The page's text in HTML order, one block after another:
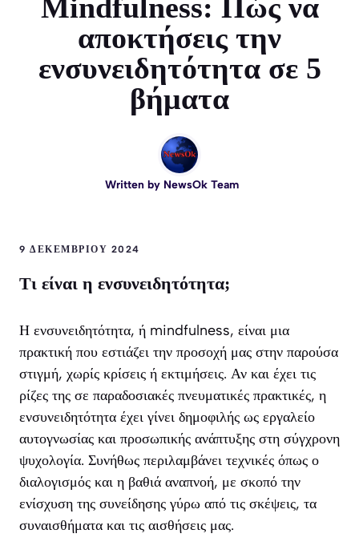
Μindfulness: Πώς να
αποκτήσεις την
ενσυνειδητότητα σε 5
βήματα
Written by NewsOk Team
9 ΔΕΚΕΜΒΡΊΟΥ 2024
Τι είναι η ενσυνειδητότητα;
Η ενσυνειδητότητα, ή mindfulness, είναι μια
πρακτική που εστιάζει την προσοχή μας στην παρούσα
στιγμή, χωρίς κρίσεις ή εκτιμήσεις. Αν και έχει τις
ρίζες της σε παραδοσιακές πνευματικές πρακτικές, η
ενσυνειδητότητα έχει γίνει δημοφιλής ως εργαλείο
αυτογνωσίας και προσωπικής ανάπτυξης στη σύγχρονη
ψυχολογία. Συνήθως περιλαμβάνει τεχνικές όπως ο
διαλογισμός και η βαθιά αναπνοή, με σκοπό την
ενίσχυση της συνείδησης γύρω από τις σκέψεις, τα
συναισθήματα και τις αισθήσεις μας.